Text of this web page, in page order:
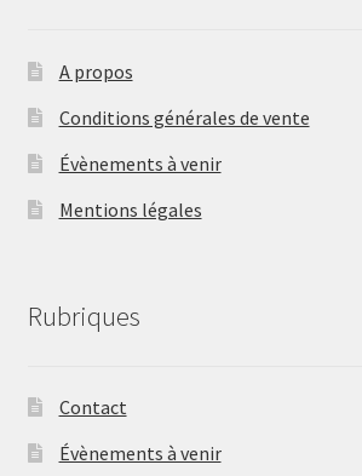
A propos
Conditions générales de vente
Évènements à venir
Mentions légales
Rubriques
Contact
Évènements à venir